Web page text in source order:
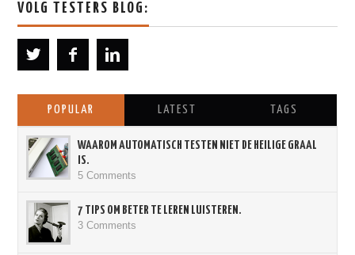
VOLG TESTERS BLOG:
POPULAR LATEST TAGS
WAAROM AUTOMATISCH TESTEN NIET DE HEILIGE GRAAL
IS.
5 Comments
7 TIPS OM BETER TE LEREN LUISTEREN.
3 Comments